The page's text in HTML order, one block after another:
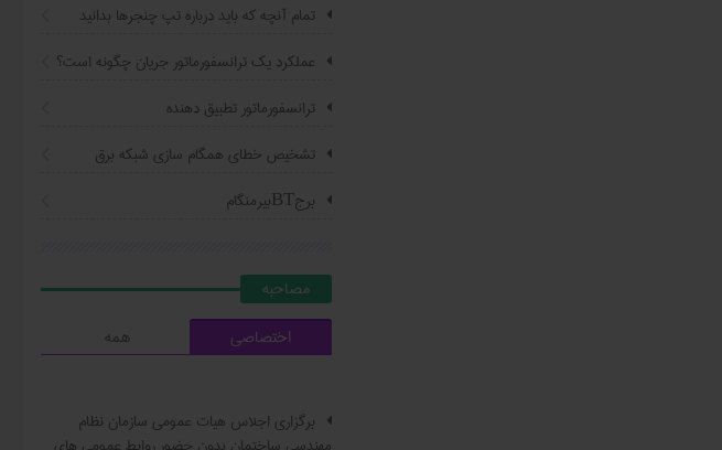
تمام آنچه که باید درباره تپ چنجرها بدانید
عملکرد یک ترانسفورماتور جریان چگونه است؟
ترانسفورماتور تطبیق دهنده
تشخیص خطای همگام سازی شبکه برق
برجBTبیرمنگام
مصاحبه
اختصاصی
همه
برگزاری اجلاس هیات عمومی سازمان نظام